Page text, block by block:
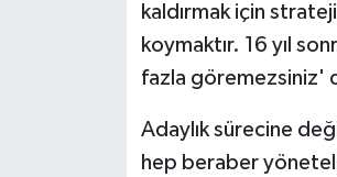
kaldırmak için
koymaktır. 16 yıl
fazla göremezsiniz'
Adaylık sürecine
hep beraber